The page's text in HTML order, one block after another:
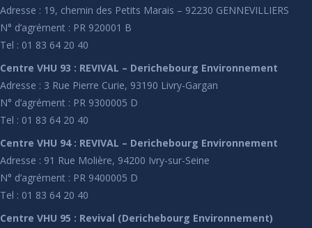
Adresse : 19, chemin des Petits Marais – 92230 GENNEVILLIERS
N° d’agrément : PR 920001 B
Tel : 01 83 64 20 40
Centre VHU 93 : REVIVAL – Derichebourg Environnement
Adresse : 3 Rue Pierre Curie, 93190 Livry-Gargan
N° d’agrément : PR 9300005 D
Tel : 01 83 64 20 40
Centre VHU 94 : REVIVAL – Derichebourg Environnement
Adresse : 91 Rue Molière, 94200 Ivry-sur-Seine
N° d’agrément : PR 9400005 D
Tel : 01 83 64 20 40
Centre VHU 95 : Revival (Derichebourg Environnement)